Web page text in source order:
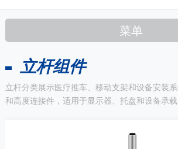
菜单
立杆组件
立杆分类展示医疗推车、移动支架和设备安装
和高度连接件，适用于显示器、托盘和设备承载